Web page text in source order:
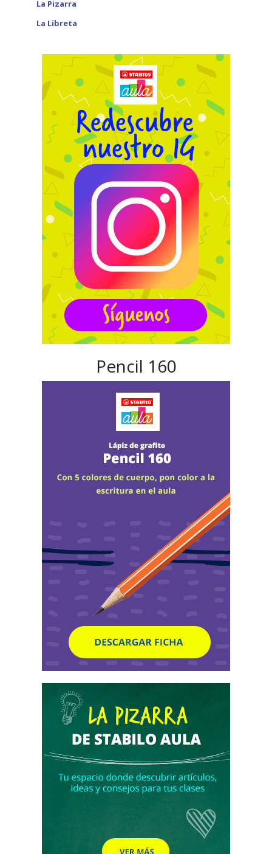
La Pizarra
La Libreta
Pencil 160